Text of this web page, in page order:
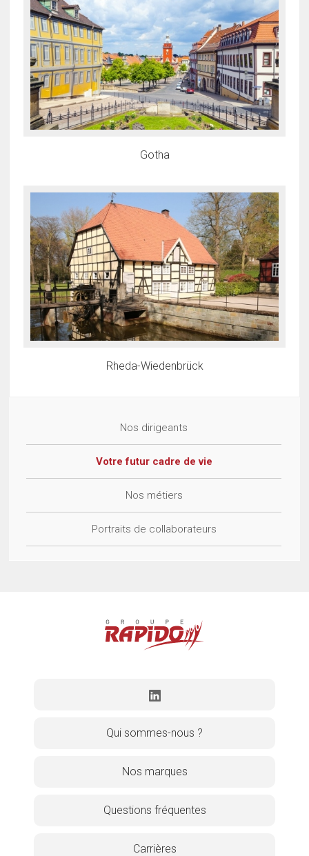
Gotha
Rheda-Wiedenbrück
Nos dirigeants
Votre futur cadre de vie
Nos métiers
Portraits de collaborateurs
Qui sommes-nous ?
Nos marques
Questions fréquentes
Carrières